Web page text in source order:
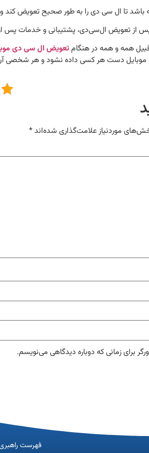
قبیل همه و همه در هنگامتعویض ال سی دی
موبایل دست هر کسی داده نشود و هر شخصی آن
موردنیاز علامت‌گذاری شده‌اند*
برای زمانی که دوباره دیدگاهی می‌نویسم.
فهرست